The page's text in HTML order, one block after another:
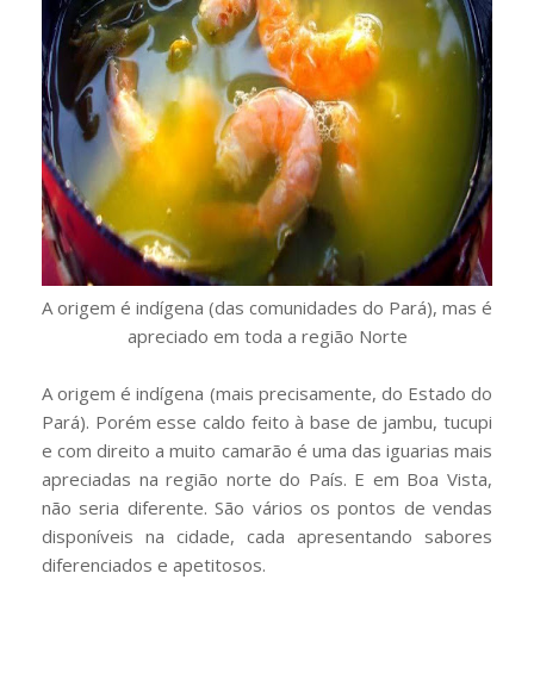
A origem é indígena (das comunidades do Pará), mas é
apreciado em toda a região Norte
A origem é indígena (mais precisamente, do Estado do
Pará). Porém esse caldo feito à base de jambu, tucupi
e com direito a muito camarão é uma das iguarias mais
apreciadas na região norte do País. E em Boa Vista,
não seria diferente. São vários os pontos de vendas
disponíveis na cidade, cada apresentando sabores
diferenciados e apetitosos.